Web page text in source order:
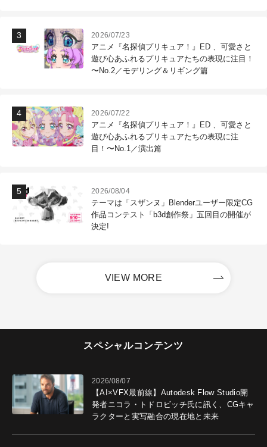
2026/07/23
アニメ『名探偵プリキュア！』ED 、可愛さと
遊び心あふれるプリキュアたちの表現に注目！
〜No.2／モデリング＆リギング篇
2026/07/22
アニメ『名探偵プリキュア！』ED 、可愛さと
遊び心あふれるプリキュアたちの表現に注
目！〜No.1／演出篇
2026/08/04
テーマは「スザンヌ」Blenderユーザー限定CG
作品コンテスト「b3d創作祭」五回目の開催が
決定!
VIEW MORE
スペシャルコンテンツ
2026/08/07
【AI×VFX最前線】Autodesk Flow Studio開
発者ニコラ・トドロビッチ氏に訊く、CGキャ
ラクターと実写融合の現在地と未来